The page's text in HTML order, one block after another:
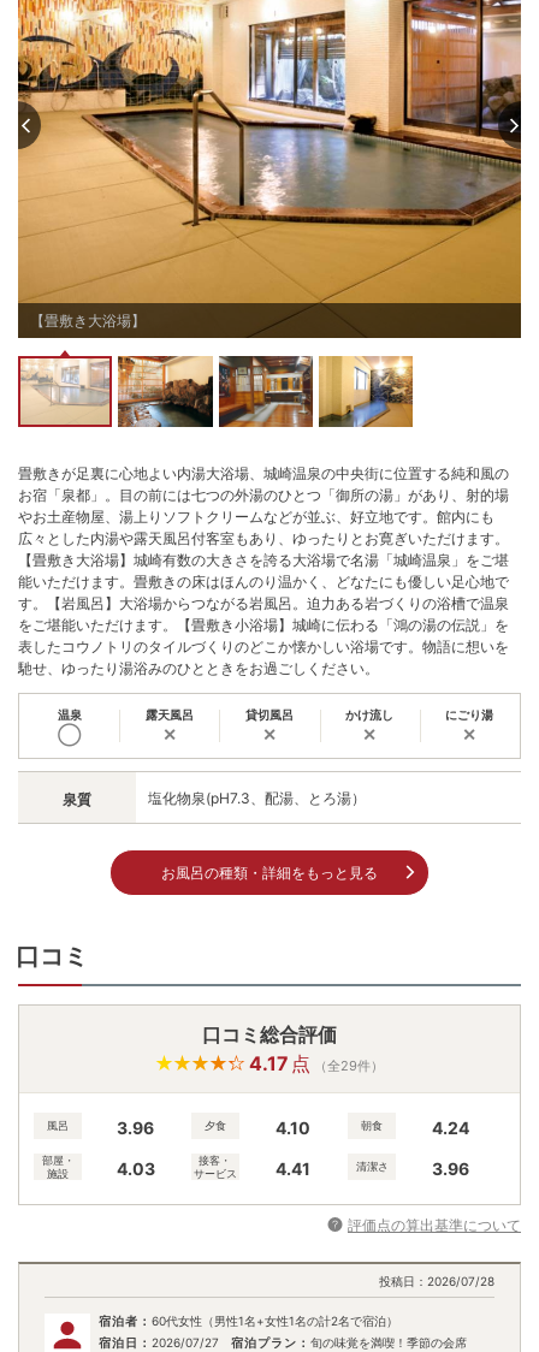
【畳敷き大浴場】
畳敷きが足裏に心地よい内湯大浴場、城崎温泉の中央街に位置する純和風の
お宿「泉都」。目の前には七つの外湯のひとつ「御所の湯」があり、射的場
やお土産物屋、湯上りソフトクリームなどが並ぶ、好立地です。館内にも
広々とした内湯や露天風呂付客室もあり、ゆったりとお寛ぎいただけます。
【畳敷き大浴場】城崎有数の大きさを誇る大浴場で名湯「城崎温泉」をご堪
能いただけます。畳敷きの床はほんのり温かく、どなたにも優しい足心地で
す。【岩風呂】大浴場からつながる岩風呂。迫力ある岩づくりの浴槽で温泉
をご堪能いただけます。【畳敷き小浴場】城崎に伝わる「鴻の湯の伝説」を
表したコウノトリのタイルづくりのどこか懐かしい浴場です。物語に想いを
馳せ、ゆったり湯浴みのひとときをお過ごしください。
温泉
◯
露天風呂
✕
貸切風呂
✕
かけ流し
✕
にごり湯
✕
泉質 塩化物泉(pH7.3、配湯、とろ湯）
お風呂の種類・詳細をもっと見る
口コミ
口コミ総合評価
4.17 点 （全29件）
風呂 3.96 夕食 4.10 朝食 4.24
部屋・
施設
4.03
接客・
サービス
4.41 清潔さ 3.96
評価点の算出基準について
投稿日： 2026/07/28
宿泊者： 60代女性（男性1名+女性1名の計2名で宿泊）
宿泊日： 2026/07/27 宿泊プラン： 旬の味覚を満喫！季節の会席